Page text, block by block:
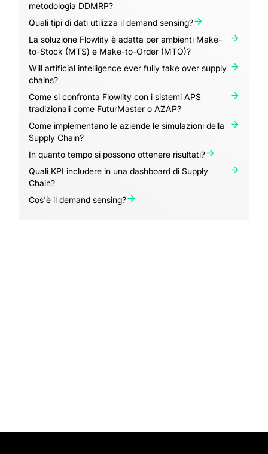
metodologia DDMRP?
Quali tipi di dati utilizza il demand sensing?
La soluzione Flowlity è adatta per ambienti Make-
to-Stock (MTS) e Make-to-Order (MTO)?
Will artificial intelligence ever fully take over supply
chains?
Come si confronta Flowlity con i sistemi APS
tradizionali come FuturMaster o AZAP?
Come implementano le aziende le simulazioni della
Supply Chain?
In quanto tempo si possono ottenere risultati?
Quali KPI includere in una dashboard di Supply
Chain?
Cos'è il demand sensing?